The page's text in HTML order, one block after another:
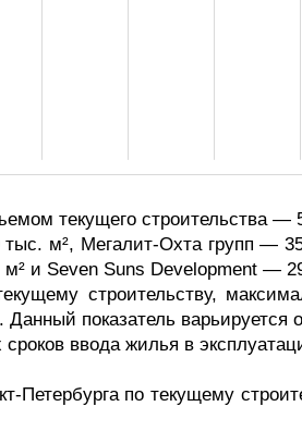
текущего строительства
м², Мегалит-Охта групп —
и Seven Suns Development —
строительству,
показатель варьируется
ввода жилья в
по текущему